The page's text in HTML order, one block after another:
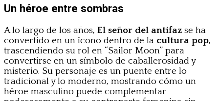
Un héroe entre sombras
A lo largo de los años, El señor del antifaz se ha
convertido en un ícono dentro de la cultura pop,
trascendiendo su rol en “Sailor Moon” para
convertirse en un símbolo de caballerosidad y
misterio. Su personaje es un puente entre lo
tradicional y lo moderno, mostrando cómo un
héroe masculino puede complementar